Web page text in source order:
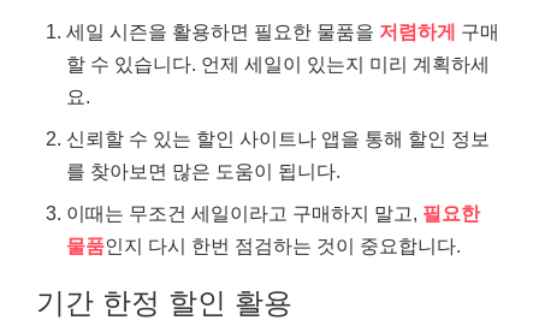
세일 시즌을 활용하면 필요한 물품을 저렴하게 구매
할 수 있습니다. 언제 세일이 있는지 미리 계획하세
요.
신뢰할 수 있는 할인 사이트나 앱을 통해 할인 정보
를 찾아보면 많은 도움이 됩니다.
이때는 무조건 세일이라고 구매하지 말고, 필요한
물품인지 다시 한번 점검하는 것이 중요합니다.
기간 한정 할인 활용